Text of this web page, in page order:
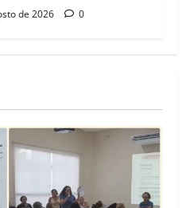
de 2026 0